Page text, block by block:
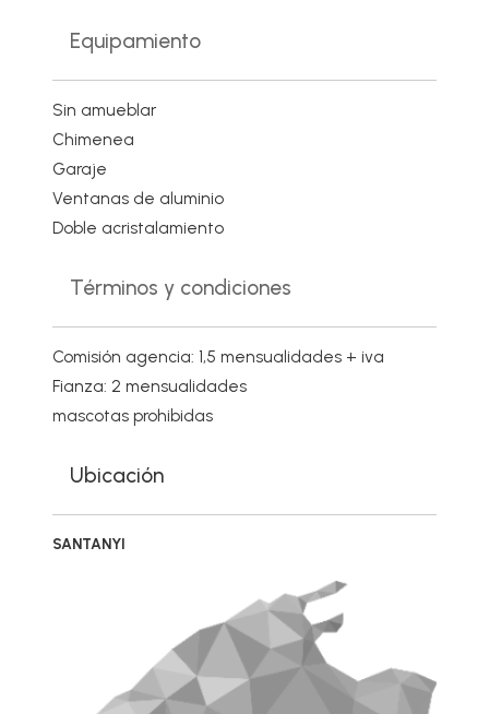
Equipamiento
Sin amueblar
Chimenea
Garaje
Ventanas de aluminio
Doble acristalamiento
Términos y condiciones
Comisión agencia: 1,5 mensualidades + iva
Fianza: 2 mensualidades
mascotas prohibidas
Ubicación
SANTANYI